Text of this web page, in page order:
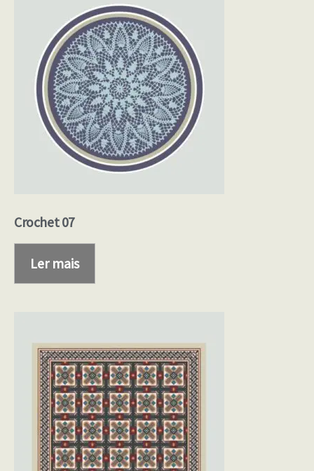
Crochet 07
Ler mais